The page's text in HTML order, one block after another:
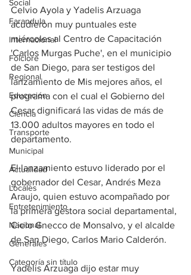
Social
Farandula
Internacional
Folclore
Regional
Educación
Ciencia
Transporte
Municipal
Actualidad
Locales
Entretenimiento
Nacional
Generales
Categoría sin título
Celvio Ayola y Yadelis Arzuaga
acudieron muy puntuales este
miércoles al Centro de Capacitación
'Carlos Murgas Puche', en el municipio
de San Diego, para ser testigos del
lanzamiento de Mis mejores años, el
programa con el cual el Gobierno del
Cesar dignificará las vidas de más de
13.000 adultos mayores en todo el
departamento.
El lanzamiento estuvo liderado por el
gobernador del Cesar, Andrés Meza
Araujo, quien estuvo acompañado por
la primera gestora social departamental,
Cielo Gnecco de Monsalvo, y el alcalde
de San Diego, Carlos Mario Calderón.
Yadelis Arzuaga dijo estar muy